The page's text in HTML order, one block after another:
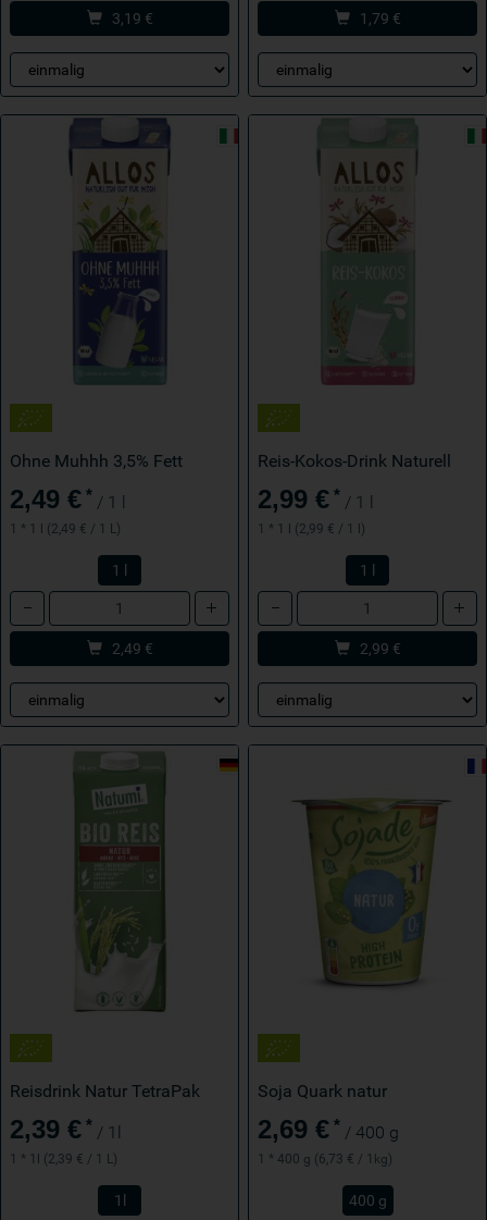
3,19 € 1,79 €
Ohne Muhhh 3,5% Fett
2,49 € * / 1 l
1 * 1 l (2,49 € / 1 L)
1 l
Anzahl
2,49 €
Reis-Kokos-Drink Naturell
2,99 € * / 1 l
1 * 1 l (2,99 € / 1 l)
1 l
Anzahl
2,99 €
Reisdrink Natur TetraPak
2,39 € * / 1l
1 * 1l (2,39 € / 1 L)
1l
Soja Quark natur
2,69 € * / 400 g
1 * 400 g (6,73 € / 1kg)
400 g